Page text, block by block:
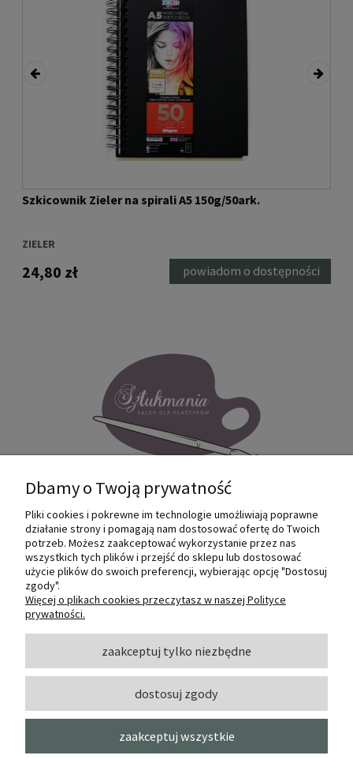
Szkicownik Zieler na spirali A5 150g/50ark.
ZIELER
24,80 zł powiadom o dostępności
Internetowy sklep dla plastyków
SZTUKMANIA. Profesjonalne artykuły dla
małych i dużych artystów.
O NAS
INFORMACJE I POMOC
MOJE KONTO
Dbamy o Twoją prywatność
Pliki cookies i pokrewne im technologie umożliwiają poprawne
działanie strony i pomagają nam dostosować ofertę do Twoich
potrzeb. Możesz zaakceptować wykorzystanie przez nas
wszystkich tych plików i przejść do sklepu lub dostosować
użycie plików do swoich preferencji, wybierając opcję "Dostosuj
zgody".
Więcej o plikach cookies przeczytasz w naszej Polityce
prywatności.
zaakceptuj tylko niezbędne
dostosuj zgody
zaakceptuj wszystkie